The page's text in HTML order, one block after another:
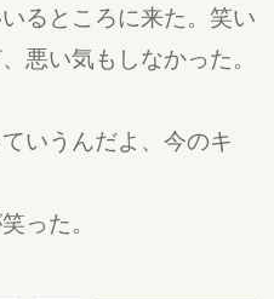
るところに来た。笑い
悪い気もしなかった。
いうんだよ、今のキ
った。